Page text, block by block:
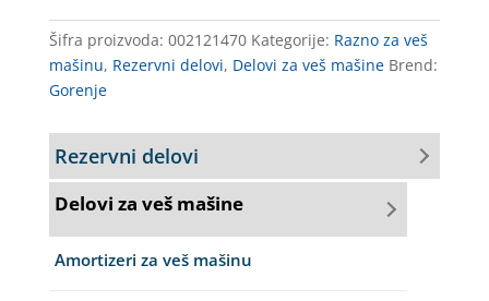
GORENJE
61061
količina
Šifra proizvoda: 002121470 Kategorije: Razno za veš
mašinu, Rezervni delovi, Delovi za veš mašine Brend:
Gorenje
Rezervni delovi
Delovi za veš mašine
Amortizeri za veš mašinu